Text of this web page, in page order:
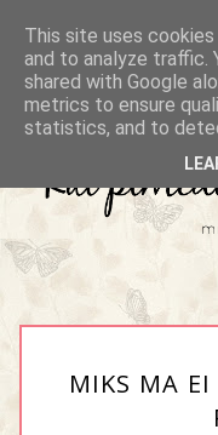
MIKS MA EI
This site uses
and to analyze traffic.
shared with Google
metrics to ensure
statistics, and to